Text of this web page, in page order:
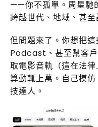
——你不孤單。周星馳
跨越世代、地域、甚
但問題來了。你想把
Podcast、甚至幫客
取電影音軌（這在法
算動輒上萬。自己模
技達人。